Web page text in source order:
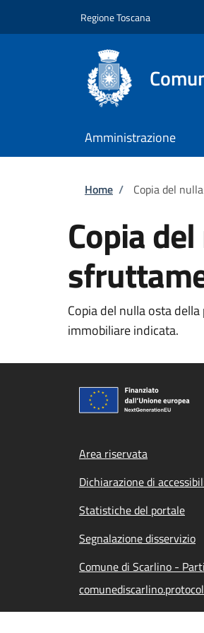
Regione Toscana
Amministrazione
Briciole
Home / Copia del
Copia
Copia del nulla osta
immobiliare indicata.
Footer
Area riservata
Dichiarazione di
Statistiche del portale
Segnalazione disservizio
Comune di Scarlino -